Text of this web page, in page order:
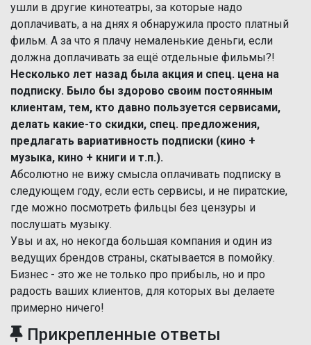
ушли в другие кинотеатры, за которые надо
доплачивать, а на днях я обнаружила просто платный
фильм. А за что я плачу немаленькие деньги, если
должна доплачивать за ещё отдельные фильмы?!
Несколько лет назад была акция и спец. цена на
подписку. Было бы здорово своим постоянным
клиентам, тем, кто давно пользуется сервисами,
делать какие-то скидки, спец. предложения,
предлагать вариативность подписки (кино +
музыка, кино + книги и т.п.).
Абсолютно не вижу смысла оплачивать подписку в
следующем году, если есть сервисы, и не пиратские,
где можно посмотреть фильцы без цензуры и
послушать музыку.
Увы и ах, но некогда большая компания и один из
ведущих брендов страны, скатывается в помойку.
Бизнес - это же не только про прибыль, но и про
радость ваших клиентов, для которых вы делаете
примерно ничего!
Прикрепленные ответы